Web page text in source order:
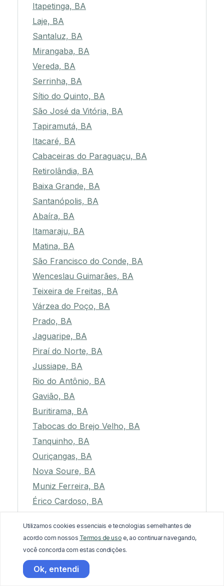
Itapetinga, BA
Laje, BA
Santaluz, BA
Mirangaba, BA
Vereda, BA
Serrinha, BA
Sítio do Quinto, BA
São José da Vitória, BA
Tapiramutá, BA
Itacaré, BA
Cabaceiras do Paraguaçu, BA
Retirolândia, BA
Baixa Grande, BA
Santanópolis, BA
Abaíra, BA
Itamaraju, BA
Matina, BA
São Francisco do Conde, BA
Wenceslau Guimarães, BA
Teixeira de Freitas, BA
Várzea do Poço, BA
Prado, BA
Jaguaripe, BA
Piraí do Norte, BA
Jussiape, BA
Rio do Antônio, BA
Gavião, BA
Buritirama, BA
Tabocas do Brejo Velho, BA
Tanquinho, BA
Ouriçangas, BA
Nova Soure, BA
Muniz Ferreira, BA
Érico Cardoso, BA
Morpará, BA
Dom Basílio, BA
Lamarão, BA
Lafaiete Coutinho, BA
Utilizamos cookies essenciais e tecnologias semelhantes de
acordo com nossos Termos de uso e, ao continuar navegando,
você concorda com estas condições.
Ok, entendi